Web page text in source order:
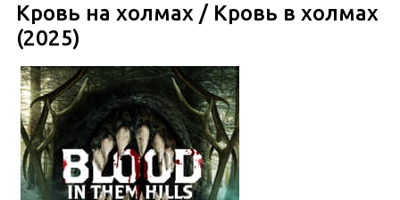
Кровь на холмах / Кровь в холмах
(2025)